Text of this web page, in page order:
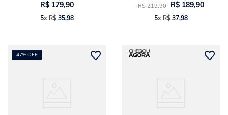
R$ 179,90
5x R$ 35,98
R$ 219,90 R$ 189,90
5x R$ 37,98
47%OFF